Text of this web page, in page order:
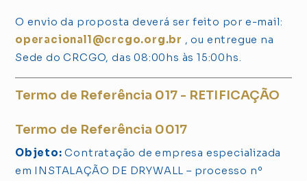
O envio da proposta deverá ser feito por e-mail:
operacional1@crcgo.org.br , ou entregue na
Sede do CRCGO, das 08:00hs às 15:00hs.
Termo de Referência 017 - RETIFICAÇÃO
Termo de Referência 0017
Objeto: Contratação de empresa especializada
em INSTALAÇÃO DE DRYWALL – processo nº